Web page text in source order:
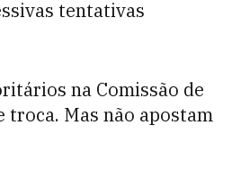
tentativas
na Comissão de
troca. Mas não apostam